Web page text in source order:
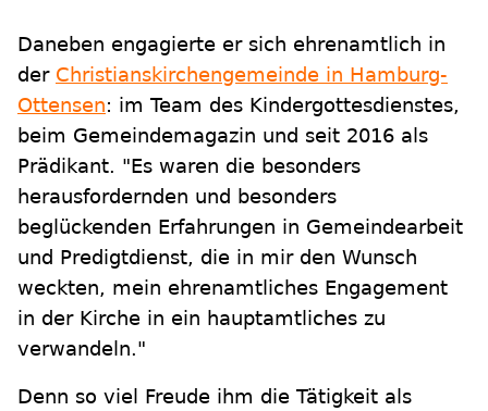
Daneben engagierte er sich ehrenamtlich in
der Christianskirchengemeinde in Hamburg-
Ottensen: im Team des Kindergottesdienstes,
beim Gemeindemagazin und seit 2016 als
Prädikant. "Es waren die besonders
herausfordernden und besonders
beglückenden Erfahrungen in Gemeindearbeit
und Predigtdienst, die in mir den Wunsch
weckten, mein ehrenamtliches Engagement
in der Kirche in ein hauptamtliches zu
verwandeln."
Denn so viel Freude ihm die Tätigkeit als